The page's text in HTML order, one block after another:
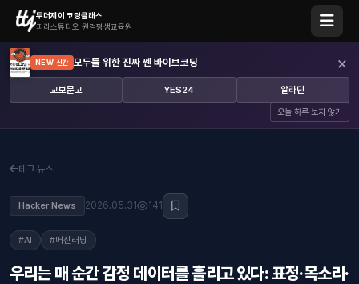
투더제이 코딩클래스
피라스튜디오 원격평생교육원
NEW 신간 모두를 위한 진짜 쎈 바이브코딩
교보문고 YES24 알라딘
오늘 하루 보지 않기
×
테크 뉴스
Hacker News 2026.05.31 141
#AI #머신러닝
우리는 매 순간 감정 데이터를 흘리고 있다: 표정·목소리·